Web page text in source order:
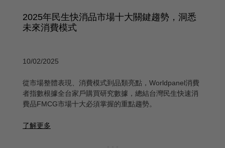
2025年民生快消品市場十大關鍵趨勢，洞悉
未來消費模式
10/02/2025
從市場整體表現、消費模式到品類亮點，Worldpanel消費
者指數根據全台家戶購買研究數據，總結台灣民生快速消
費品FMCG市場十大必須掌握的重點趨勢。
了解更多